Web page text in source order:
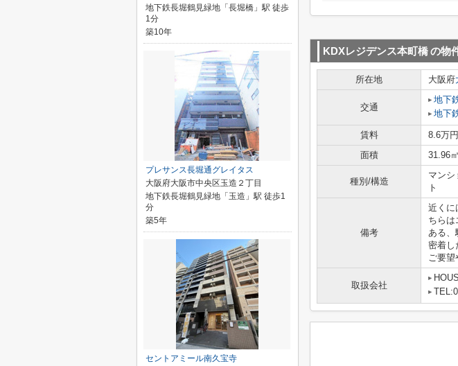
KDXレジデンス本町橋の物
所在地 大阪府
交通
地下
地下
賃料 8.6万
面積
31.96
種別/構造
マンシ
ト
備考
近くに
ちらは
ある、
密着し
ご要望
取扱会社
地下鉄長堀鶴見緑地「長堀橋」駅 徒歩
1分
築10年
プレサンス長堀通グレイタス
大阪府大阪市中央区玉造２丁目
地下鉄長堀鶴見緑地「玉造」駅 徒歩1
分
築5年
セントアミール南久宝寺